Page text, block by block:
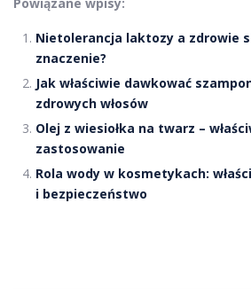
Powiązane wpisy:
Nietolerancja laktozy a zdrowie
znaczenie?
Jak właściwie dawkować
zdrowych włosów
Olej z wiesiołka na twarz –
zastosowanie
Rola wody w kosmetykach:
i bezpieczeństwo